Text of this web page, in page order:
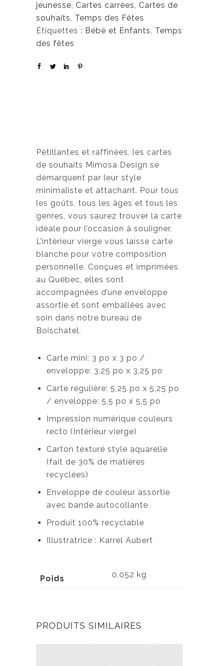
jeunesse, Cartes carrées, Cartes de
souhaits, Temps des Fêtes
Étiquettes : Bébé et Enfants, Temps
des fêtes
Pétillantes et raffinées, les cartes
de souhaits Mimosa Design se
démarquent par leur style
minimaliste et attachant. Pour tous
les goûts, tous les âges et tous les
genres, vous saurez trouver la carte
idéale pour l’occasion à souligner.
L’intérieur vierge vous laisse carte
blanche pour votre composition
personnelle. Conçues et imprimées
au Québec, elles sont
accompagnées d’une enveloppe
assortie et sont emballées avec
soin dans notre bureau de
Boischatel.
Carte mini: 3 po x 3 po /
enveloppe: 3,25 po x 3,25 po
Carte régulière: 5,25 po x 5,25 po
/ enveloppe: 5,5 po x 5,5 po
Impression numérique couleurs
recto (Intérieur vierge)
Carton texturé style aquarelle
(fait de 30% de matières
recyclées)
Enveloppe de couleur assortie
avec bande autocollante
Produit 100% recyclable
Illustratrice : Karrel Aubert
Poids 0,052 kg
PRODUITS SIMILAIRES